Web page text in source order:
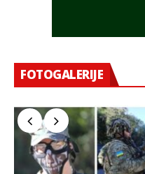
FOTOGALERIJE